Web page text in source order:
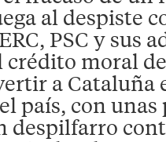
al despiste
PSC y sus
moral
a Cataluña
país, con
despilfarro